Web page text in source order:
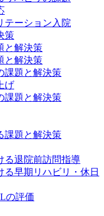
テーション入院
策
と解決策
と解決策
課題と解決策
げ
課題と解決策
課題と解決策
る退院前訪問指導
早期リハビリ・休日
の評価